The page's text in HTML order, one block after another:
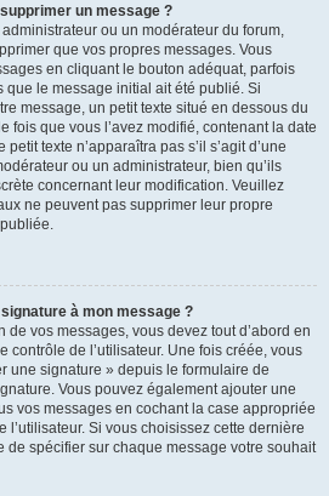
un message ?
ou un modérateur du forum,
que vos propres messages. Vous
en cliquant le bouton adéquat, parfois
que le message initial ait été publié. Si
message, un petit texte situé en dessous du
fois que vous l’avez modifié, contenant la date
texte n’apparaîtra pas s’il s’agit d’une
ou un administrateur, bien qu’ils
concernant leur modification. Veuillez
ne peuvent pas supprimer leur propre
à mon message ?
de vos messages, vous devez tout d’abord en
contrôle de l’utilisateur. Une fois créée, vous
une signature » depuis le formulaire de
Vous pouvez également ajouter une
vos messages en cochant la case appropriée
Si vous choisissez cette dernière
de spécifier sur chaque message votre souhait